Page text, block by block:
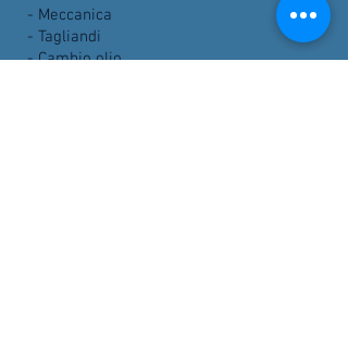
- Meccanica
- Tagliandi
- Cambio olio